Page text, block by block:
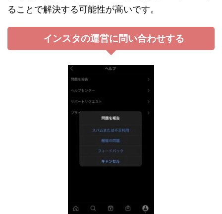
ることで解決する可能性が高いです。
インスタの運営に問い合わせする